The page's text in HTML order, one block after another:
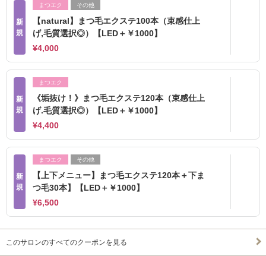
新
規
まつエク その他
【natural】まつ毛エクステ100本（束感仕上
げ,毛質選択◎）【LED＋￥1000】
¥4,000
新
規
まつエク
《垢抜け！》まつ毛エクステ120本（束感仕上
げ.毛質選択◎）【LED＋￥1000】
¥4,400
新
規
まつエク その他
【上下メニュー】まつ毛エクステ120本＋下ま
つ毛30本】【LED＋￥1000】
¥6,500
このサロンのすべてのクーポンを見る